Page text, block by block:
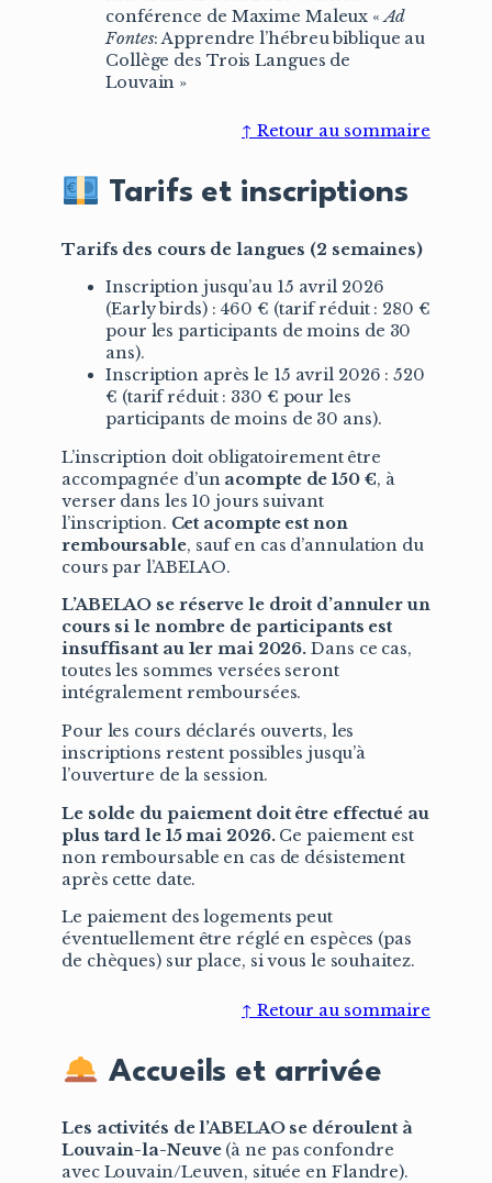
conférence de Maxime Maleux « Ad
Fontes: Apprendre l’hébreu biblique au
Collège des Trois Langues de
Louvain »
↑ Retour au sommaire
Tarifs et inscriptions
Tarifs des cours de langues (2 semaines)
Inscription jusqu’au 15 avril 2026
(Early birds) : 460 € (tarif réduit : 280 €
pour les participants de moins de 30
ans).
Inscription après le 15 avril 2026 : 520
€ (tarif réduit : 330 € pour les
participants de moins de 30 ans).
L’inscription doit obligatoirement être
accompagnée d’un acompte de 150 €, à
verser dans les 10 jours suivant
l’inscription. Cet acompte est non
remboursable, sauf en cas d’annulation du
cours par l’ABELAO.
L’ABELAO se réserve le droit d’annuler un
cours si le nombre de participants est
insuffisant au 1er mai 2026.Dans ce cas,
toutes les sommes versées seront
intégralement remboursées.
Pour les cours déclarés ouverts, les
inscriptions restent possibles jusqu’à
l’ouverture de la session.
Le solde du paiement doit être effectué au
plus tard le 15 mai 2026.Ce paiement est
non remboursable en cas de désistement
après cette date.
Le paiement des logements peut
éventuellement être réglé en espèces (pas
de chèques) sur place, si vous le souhaitez.
↑ Retour au sommaire
Accueils et arrivée
Les activités de l’ABELAO se déroulent à
Louvain-la-Neuve(à ne pas confondre
avec Louvain/Leuven, située en Flandre).